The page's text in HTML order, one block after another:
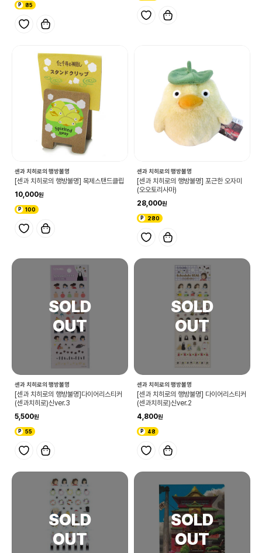
85
센과 치히로의 행방불명
[센과 치히로의 행방불명] 목제스탠드클립
10,000
100
센과 치히로의 행방불명
[센과 치히로의 행방불명] 포근한 오자미
(오오토리사마)
28,000
280
센과 치히로의 행방불명
[센과 치히로의 행방불명]다이어리스티커
(센과치히로)신ver.3
5,500
55
센과 치히로의 행방불명
[센과 치히로의 행방불명] 다이어리스티커
(센과치히로)신ver.2
4,800
48